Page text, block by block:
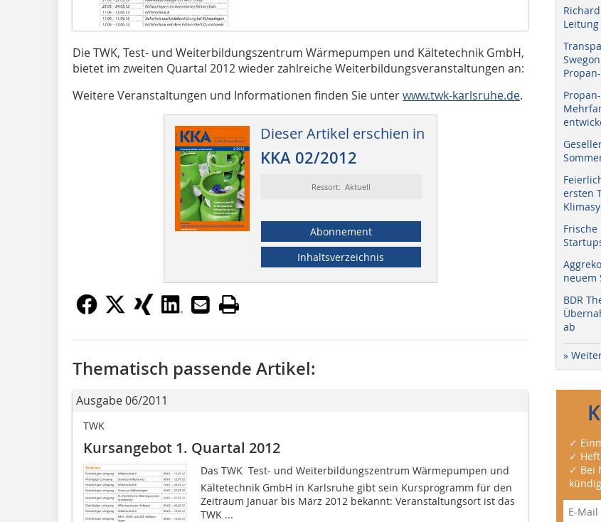
Die TWK, Test- und Weiterbildungszentrum Wärmepumpen und Kältetechnik GmbH,
bietet im zweiten Quartal 2012 wieder zahlreiche Weiterbildungsveranstaltungen an:
Weitere Veranstaltungen und Informationen finden Sie unterwww.twk-karlsruhe.de.
Dieser Artikel erschien in
KKA 02/2012
Ressort: Aktuell
Abonnement
Inhaltsverzeichnis
Thematisch passende Artikel:
Ausgabe 06/2011
TWK
Kursangebot 1. Quartal 2012
Das TWK  Test- und Weiterbildungszentrum Wärmepumpen und
Kältetechnik GmbH in Karlsruhe gibt sein Kursprogramm für den
Zeitraum Januar bis März 2012 bekannt: Veranstaltungsort ist das
TWK ...
Leitung
ersten
neuem
BDR
ab
»
✓
✓
✓ Bei